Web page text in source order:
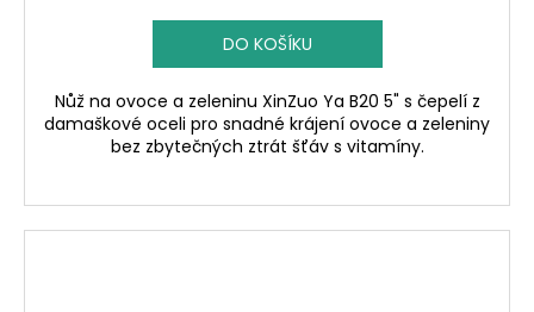
DO KOŠÍKU
Nůž na ovoce a zeleninu XinZuo Ya B20 5" s čepelí z
damaškové oceli pro snadné krájení ovoce a zeleniny
bez zbytečných ztrát šťáv s vitamíny.